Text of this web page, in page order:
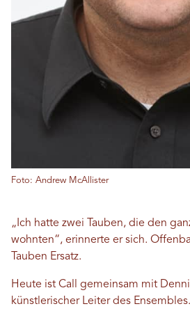
Foto: Andrew McAllister
„Ich hatte zwei Tauben, die den
wohnten“, erinnerte er sich.
Tauben Ersatz.
Heute ist Call gemeinsam mit
künstlerischer Leiter des